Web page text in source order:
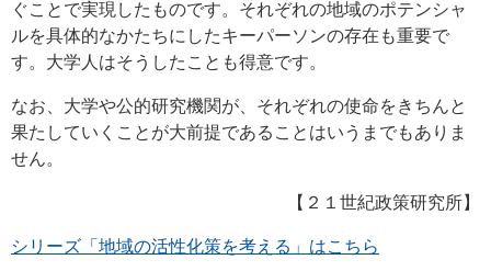
ぐことで実現したものです。それぞれの地域のポテンシャ
ルを具体的なかたちにしたキーパーソンの存在も重要で
す。大学人はそうしたことも得意です。
なお、大学や公的研究機関が、それぞれの使命をきちんと
果たしていくことが大前提であることはいうまでもありま
せん。
【２１世紀政策研究所】
シリーズ「地域の活性化策を考える」はこちら